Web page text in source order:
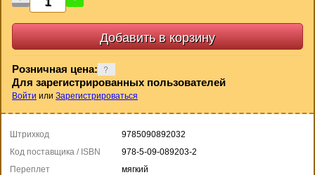
Розничная цена:
Для зарегистрированных пользователей
Войти или Зарегистрироваться
Штрихкод
9785090892032
Код поставщика / ISBN
978-5-09-089203-2
Переплет
мягкий